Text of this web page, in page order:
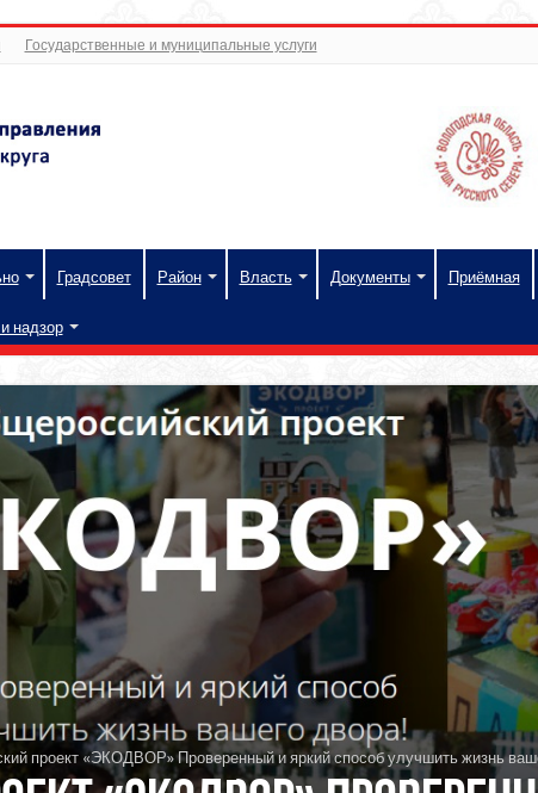
Государственные и муниципальные услуги
Градсовет Район Власть Документы Приёмная
надзор
проект «ЭКОДВОР» Проверенный и яркий способ улучшить жизнь